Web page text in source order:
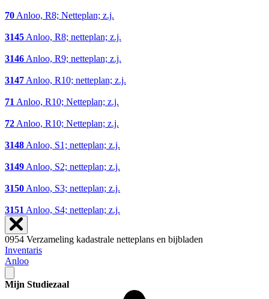
70Anloo, R8; Netteplan; z.j.
3145Anloo, R8; netteplan; z.j.
3146Anloo, R9; netteplan; z.j.
3147Anloo, R10; netteplan; z.j.
71Anloo, R10; Netteplan; z.j.
72Anloo, R10; Netteplan; z.j.
3148Anloo, S1; netteplan; z.j.
3149Anloo, S2; netteplan; z.j.
3150Anloo, S3; netteplan; z.j.
3151Anloo, S4; netteplan; z.j.
0954 Verzameling kadastrale netteplans en bijbladen
Inventaris
Anloo
Mijn Studiezaal